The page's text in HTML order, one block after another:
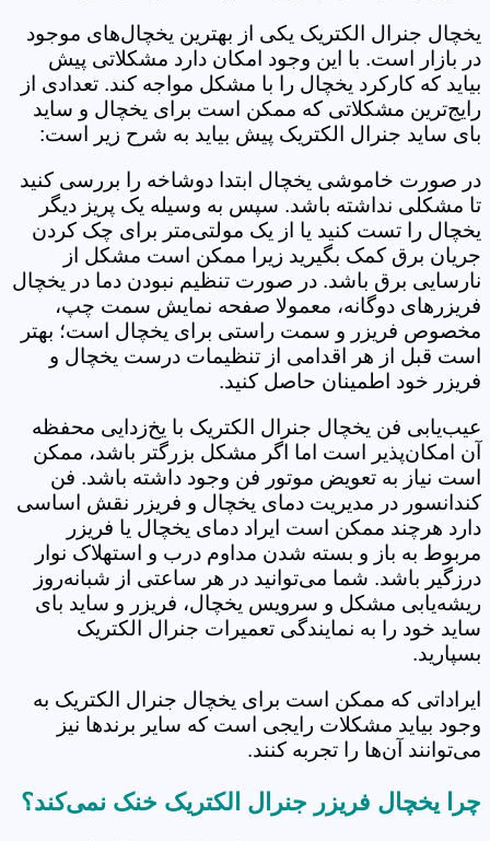
یخچال جنرال الکتریک یکی از بهترین یخچال‌های موجود
در بازار است. با این وجود امکان دارد مشکلاتی پیش
بیاید که کارکرد یخچال را با مشکل مواجه کند. تعدادی از
رایج‌ترین مشکلاتی که ممکن است برای یخچال‌ و ساید
بای ساید جنرال الکتریک پیش بیاید به شرح زیر است:
در صورت خاموشی یخچال ابتدا دوشاخه را بررسی کنید
تا مشکلی نداشته باشد. سپس به وسیله یک پریز دیگر
یخچال را تست کنید یا از یک مولتی‌متر برای چک کردن
جریان برق کمک بگیرید زیرا ممکن است مشکل از
نارسایی برق باشد. در صورت تنظیم نبودن دما در یخچال
فریزرهای دوگانه، معمولا صفحه نمایش سمت چپ،
مخصوص فریزر و سمت راستی برای یخچال است؛ بهتر
است قبل از هر اقدامی از تنظیمات درست یخچال و
فریزر خود اطمینان حاصل کنید.
عیب‌یابی فن یخچال جنرال الکتریک با یخ‌زدایی محفظه
آن امکان‌پذیر است اما اگر مشکل بزرگتر باشد، ممکن
است نیاز به تعویض موتور فن وجود داشته باشد. فن
کندانسور در مدیریت دمای یخچال و فریزر نقش اساسی
دارد هرچند ممکن است ایراد دمای یخچال یا فریزر
مربوط به باز و بسته شدن مداوم درب و استهلاک نوار
درزگیر باشد. شما می‌توانید در هر ساعتی از شبانه‌روز
ریشه‌یابی مشکل و سرویس یخچال، فریزر و ساید بای
ساید خود را به نمایندگی تعمیرات جنرال الکتریک
بسپارید.
ایراداتی که ممکن است برای یخچال جنرال الکتریک به
وجود بیاید مشکلات رایجی است که سایر برندها نیز
می‌توانند آن‌ها را تجربه ‌کنند.
چرا یخچال فریزر جنرال الکتریک خنک نمی‌کند؟